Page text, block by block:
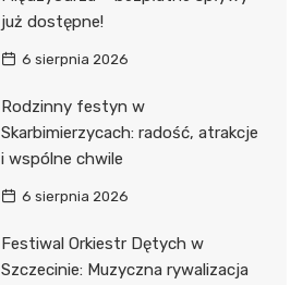
już dostępne!
6 sierpnia 2026
Rodzinny festyn w
Skarbimierzycach: radość, atrakcje
i wspólne chwile
6 sierpnia 2026
Festiwal Orkiestr Dętych w
Szczecinie: Muzyczna rywalizacja